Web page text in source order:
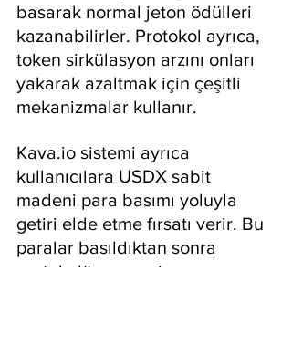
basarak normal jeton ödülleri
kazanabilirler. Protokol ayrıca,
token sirkülasyon arzını onları
yakarak azaltmak için çeşitli
mekanizmalar kullanır.
Kava.io sistemi ayrıca
kullanıcılara USDX sabit
madeni para basımı yoluyla
getiri elde etme fırsatı verir. Bu
paralar basıldıktan sonra
protokolün para piyasasına